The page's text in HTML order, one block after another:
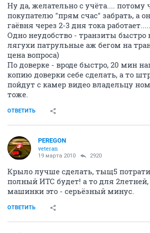
Ну да, желательно с учёта.... потому
покупателю "прям счас" забрать, а
гаёвня через 2-3 дня тока
Одно неудобство - транзиты быстро
лягухи патрульные аж бегом на
цена вопроса)
По доверке - вроде быстро, 20 мин
копию доверки себе сделать, а то
пойдут с камер видео владельцу
тоже.
ОТВЕТИТЬ
PEREGON
veteran
19 марта 2010 2920
Крыло лучше сделать, тыщ5
полный ИТС будет! а то для
машинки это - серьёзный минус.
ОТВЕТИТЬ